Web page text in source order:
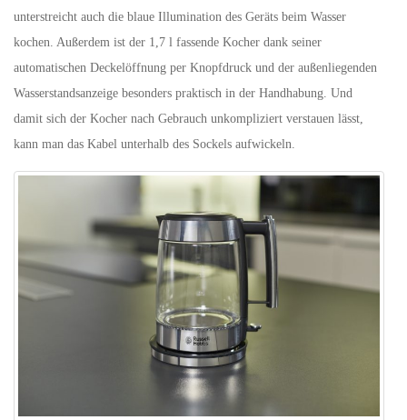
unterstreicht auch die blaue Illumination des Geräts beim Wasser
kochen. Außerdem ist der 1,7 l fassende Kocher dank seiner
automatischen Deckelöffnung per Knopfdruck und der außenliegenden
Wasserstandsanzeige besonders praktisch in der Handhabung. Und
damit sich der Kocher nach Gebrauch unkompliziert verstauen lässt,
kann man das Kabel unterhalb des Sockels aufwickeln.